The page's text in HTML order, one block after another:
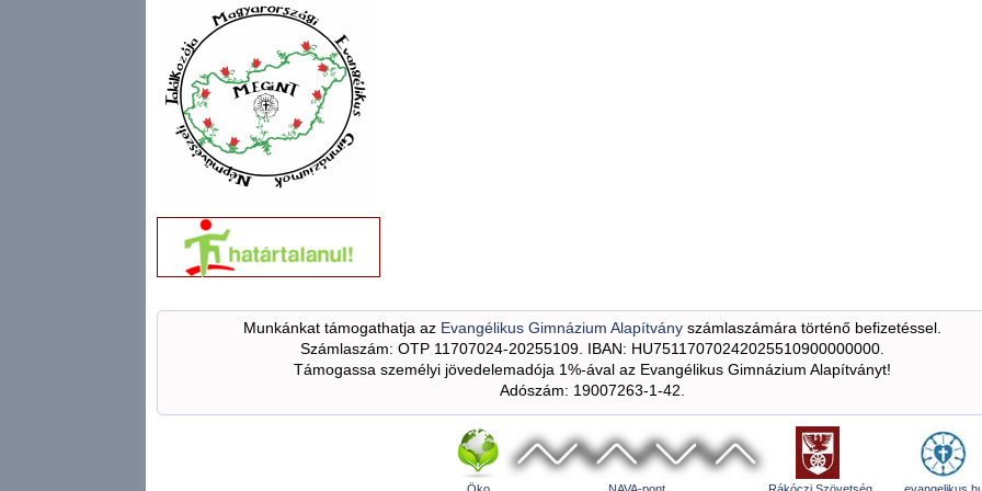
Munkánkat támogathatja az Evangélikus Gimnázium Alapítványszámlaszámára történő befizetéssel.
Számlaszám: OTP 11707024-20255109. IBAN: HU75117070242025510900000000.
Támogassa személyi jövedelemadója 1%-ával az Evangélikus Gimnázium Alapítványt!
Adószám: 19007263-1-42.